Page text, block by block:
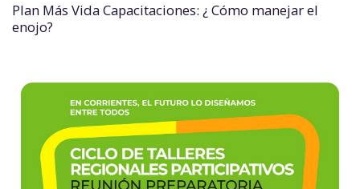
Plan Más Vida Capacitaciones: ¿ Cómo manejar el
enojo?